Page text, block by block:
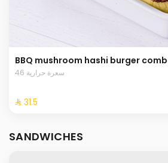
BBQ mushroom hashi burger
46 سعرة حرارية
⁨⁦‪‬ 31.5⁩
SANDWICHES